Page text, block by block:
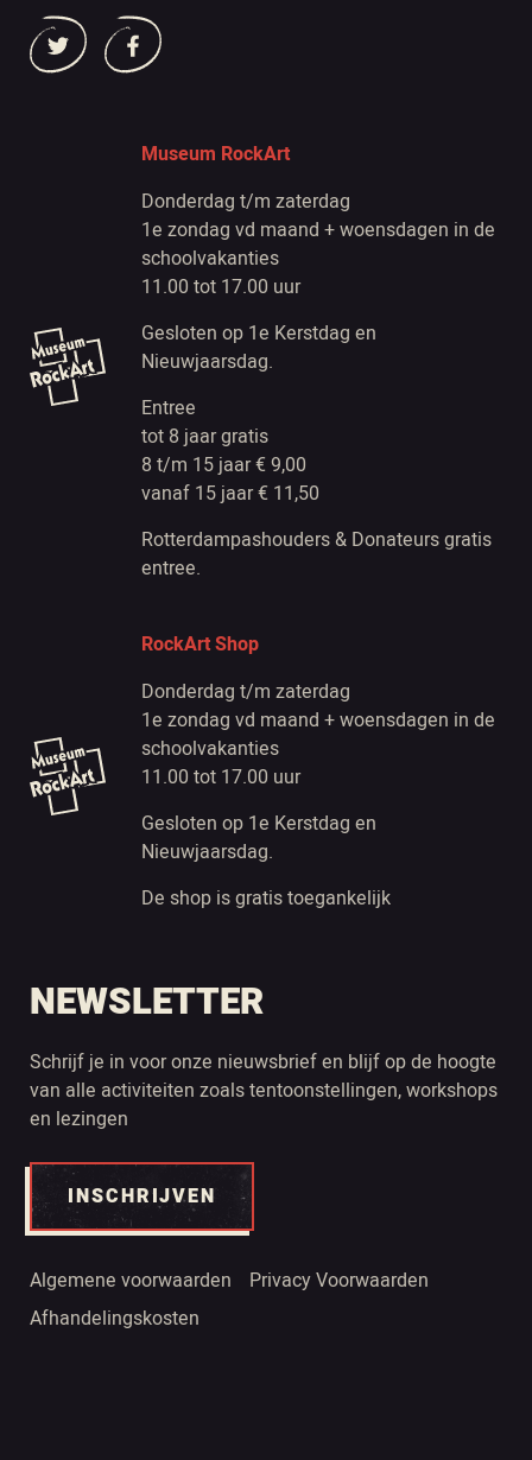
Museum RockArt
Donderdag t/m zaterdag
1e zondag vd maand + woensdagen in de
schoolvakanties
11.00 tot 17.00 uur
Gesloten op 1e Kerstdag en
Nieuwjaarsdag.
Entree
tot 8 jaar gratis
8 t/m 15 jaar € 9,00
vanaf 15 jaar € 11,50
Rotterdampashouders & Donateurs gratis
entree.
RockArt Shop
Donderdag t/m zaterdag
1e zondag vd maand + woensdagen in de
schoolvakanties
11.00 tot 17.00 uur
Gesloten op 1e Kerstdag en
Nieuwjaarsdag.
De shop is gratis toegankelijk
NEWSLETTER
Schrijf je in voor onze nieuwsbrief en blijf op de hoogte
van alle activiteiten zoals tentoonstellingen, workshops
en lezingen
INSCHRIJVEN
Algemene voorwaarden
Privacy Voorwaarden
Afhandelingskosten